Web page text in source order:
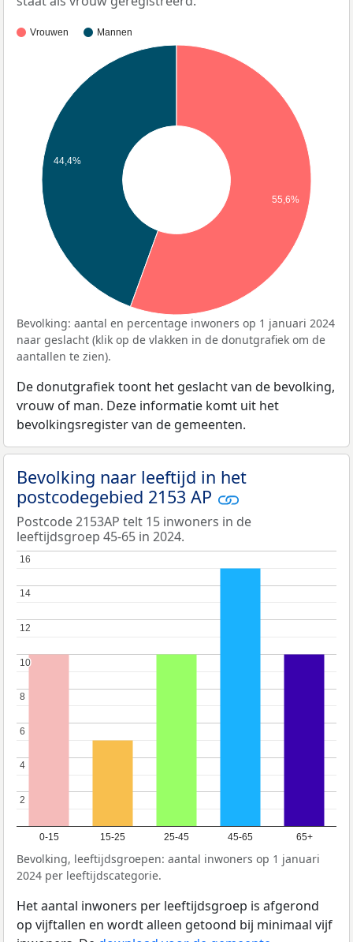
Vrouwen Mannen
44,4%
55,6%
Bevolking: aantal en percentage inwoners op 1 januari 2024
naar geslacht (klik op de vlakken in de donutgrafiek om de
aantallen te zien).
De donutgrafiek toont het geslacht van de bevolking,
vrouw of man. Deze informatie komt uit het
bevolkingsregister van de gemeenten.
Bevolking naar leeftijd in het
postcodegebied 2153 AP
Postcode 2153AP telt 15 inwoners in de
leeftijdsgroep 45-65 in 2024.
0-15 15-25 25-45 45-65 65+
2
2
4
4
6
6
8
8
10
10
12
12
14
14
16
16
Bevolking, leeftijdsgroepen: aantal inwoners op 1 januari
2024 per leeftijdscategorie.
Het aantal inwoners per leeftijdsgroep is afgerond
op vijftallen en wordt alleen getoond bij minimaal vijf